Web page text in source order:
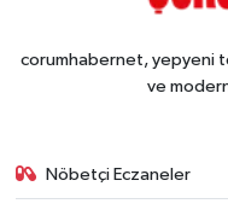
corumhabernet, yepyeni
ve
Nöbetçi Eczaneler